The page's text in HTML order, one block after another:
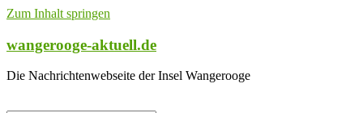
Zum Inhalt springen
wangerooge-aktuell.de
Die Nachrichtenwebseite der Insel Wangerooge